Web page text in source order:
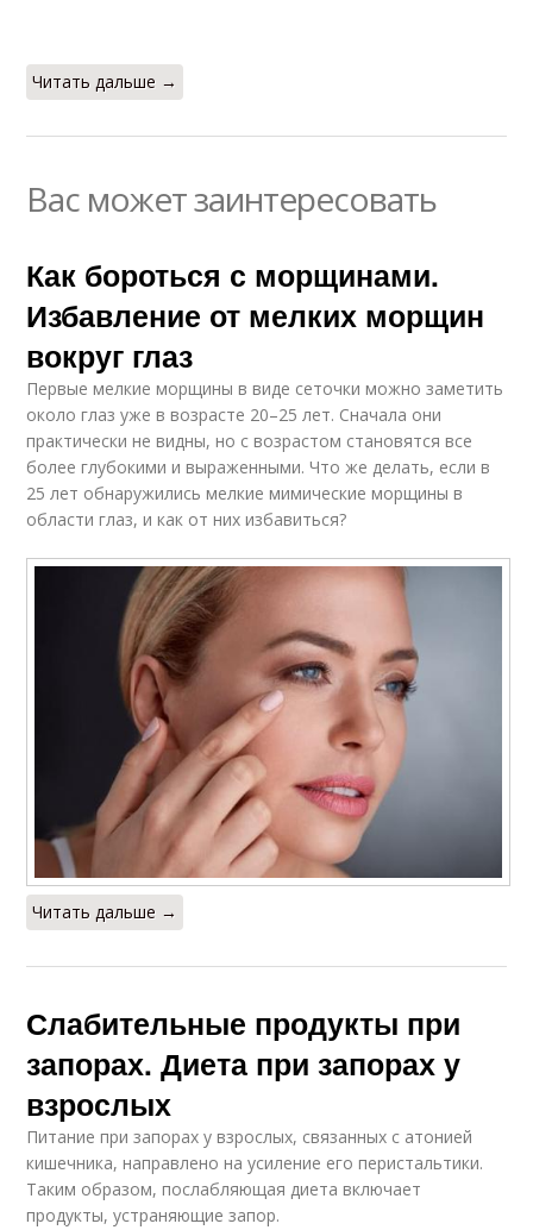
Читать дальше →
Вас может заинтересовать
Как бороться с морщинами.
Избавление от мелких морщин
вокруг глаз
Первые мелкие морщины в виде сеточки можно заметить
около глаз уже в возрасте 20–25 лет. Сначала они
практически не видны, но с возрастом становятся все
более глубокими и выраженными. Что же делать, если в
25 лет обнаружились мелкие мимические морщины в
области глаз, и как от них избавиться?
Читать дальше →
Слабительные продукты при
запорах. Диета при запорах у
взрослых
Питание при запорах у взрослых, связанных с атонией
кишечника, направлено на усиление его перистальтики.
Таким образом, послабляющая диета включает
продукты, устраняющие запор.